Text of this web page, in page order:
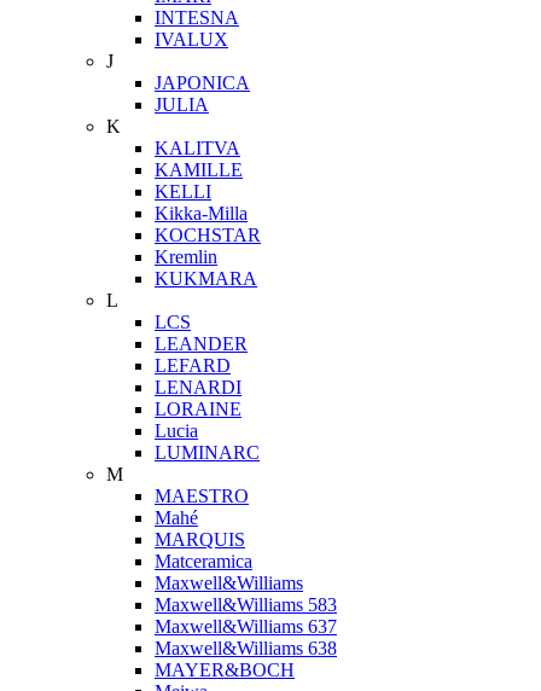
INTESNA
IVALUX
J
JAPONICA
JULIA
K
KALITVA
KAMILLE
KELLI
Kikka-Milla
KOCHSTAR
Kremlin
KUKMARA
L
LCS
LEANDER
LEFARD
LENARDI
LORAINE
Lucia
LUMINARC
M
MAESTRO
Mahé
MARQUIS
Matceramica
Maxwell&Williams
Maxwell&Williams 583
Maxwell&Williams 637
Maxwell&Williams 638
MAYER&BOCH